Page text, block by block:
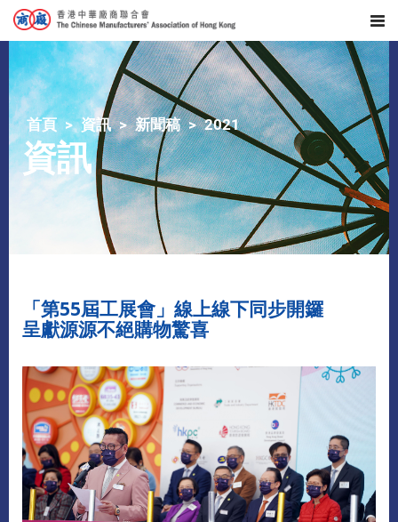
首頁 資訊 新聞稿 2021
資訊
「第55屆工展會」線上線下同步開鑼
呈獻源源不絕購物驚喜